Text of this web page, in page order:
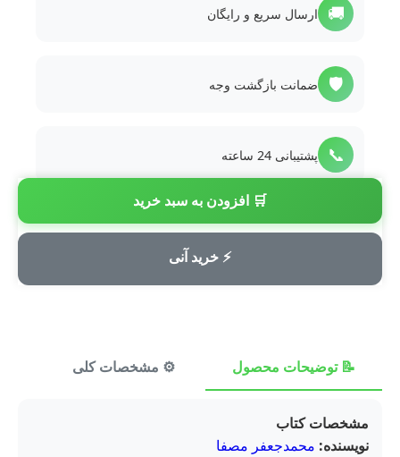
🛒 افزودن به سبد خرید
⚡ خرید آنی
🚚 ارسال سریع و رایگان
🛡️ ضمانت بازگشت وجه
📞 پشتیبانی 24 ساعته
💳 پرداخت امن
📝 توضیحات محصول ⚙️ مشخصات کلی
مشخصات کتاب
نویسنده: محمدجعفر مصفا